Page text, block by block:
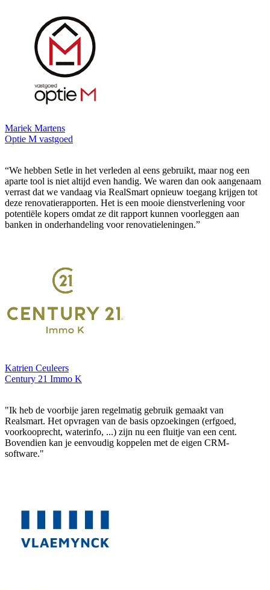
Mariek Martens
Optie M vastgoed
“We hebben Setle in het verleden al eens gebruikt, maar nog een
aparte tool is niet altijd even handig. We waren dan ook aangenaam
verrast dat we vandaag via RealSmart opnieuw toegang krijgen tot
deze renovatierapporten. Het is een mooie dienstverlening voor
potentiële kopers omdat ze dit rapport kunnen voorleggen aan
banken in onderhandeling voor renovatieleningen.”
Katrien Ceuleers
Century 21 Immo K
"Ik heb de voorbije jaren regelmatig gebruik gemaakt van
Realsmart. Het opvragen van de basis opzoekingen (erfgoed,
voorkooprecht, waterinfo, ...) zijn nu een fluitje van een cent.
Bovendien kan je eenvoudig koppelen met de eigen CRM-
software."